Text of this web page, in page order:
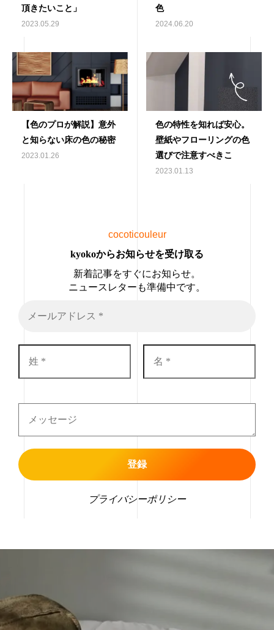
頂きたいこと」
2023.05.29
色
2024.06.20
【色のプロが解説】意外
と知らない床の色の秘密
2023.01.26
色の特性を知れば安心。
壁紙やフローリングの色
選びで注意すべきこ
2023.01.13
cocoticouleur
kyokoからお知らせを受け取る
新着記事をすぐにお知らせ。
ニュースレターも準備中です。
プライバシーポリシー